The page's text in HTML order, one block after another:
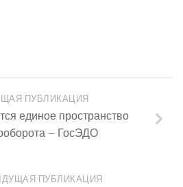
ПУБЛИКАЦИЯ
единое пространство
– ГосЭДО
ПУБЛИКАЦИЯ